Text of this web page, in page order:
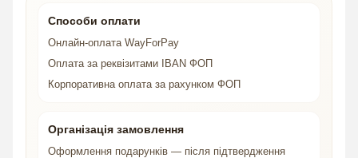
Способи оплати
Онлайн-оплата WayForPay
Оплата за реквізитами IBAN ФОП
Корпоративна оплата за рахунком ФОП
Організація замовлення
Оформлення подарунків — після підтвердження